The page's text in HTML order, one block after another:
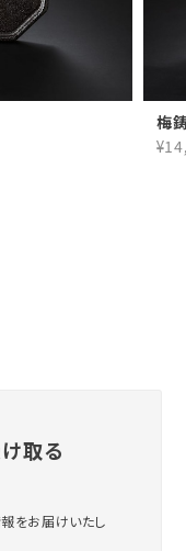
梅
取る
をお届けいたし